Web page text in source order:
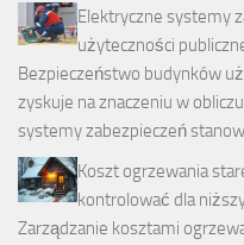
Elektryczne systemy
użyteczności
Bezpieczeństwo budynków
zyskuje na znaczeniu w
systemy zabezpieczeń
Koszt ogrzewania
kontrolować dla
Zarządzanie kosztami